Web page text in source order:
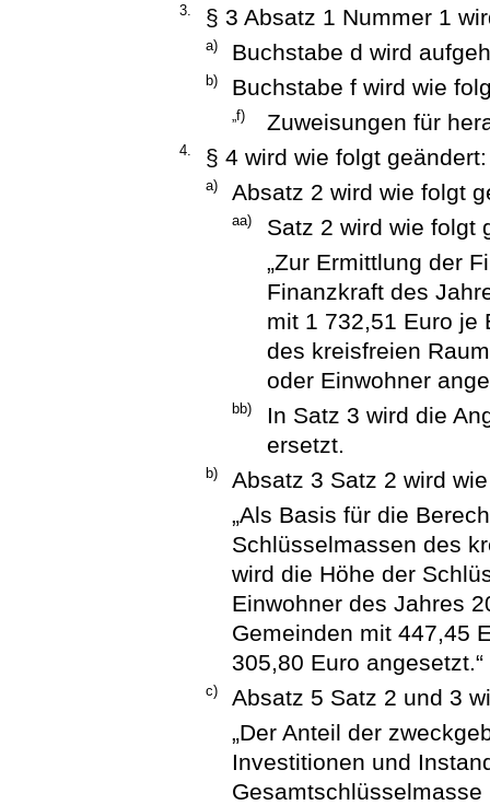
3. § 3 Absatz 1 Nummer 1
a) Buchstabe d wird
b) Buchstabe f wird wie
„f) Zuweisungen für
4. § 4 wird wie folgt geändert:
a) Absatz 2 wird wie folgt
aa)
Satz 2 wird wie folgt
„Zur Ermittlung der
Finanzkraft des
mit 1 732,51 Euro je
des kreisfreien
oder Einwohner
bb)
In Satz 3 wird die
ersetzt.
b)
Absatz 3 Satz 2 wird
„Als Basis für die
Schlüsselmassen des
wird die Höhe der
Einwohner des Jahres
Gemeinden mit 447,45
305,80 Euro angesetzt.“
c)
Absatz 5 Satz 2 und 3
„Der Anteil der
Investitionen und